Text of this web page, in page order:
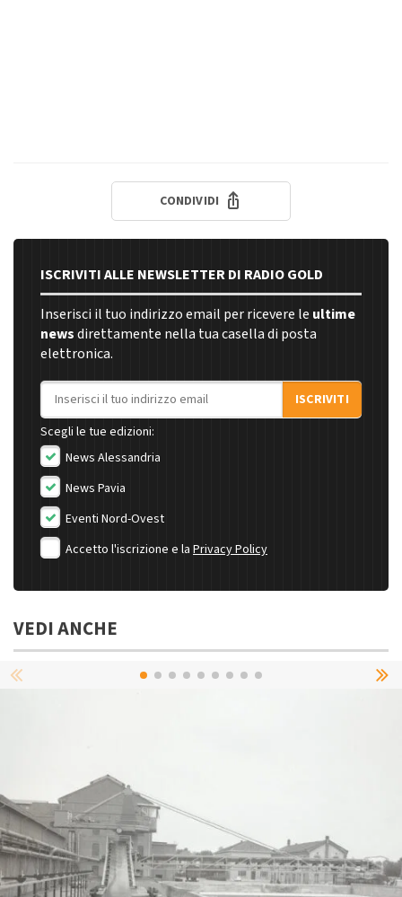
CONDIVIDI
ISCRIVITI ALLE NEWSLETTER DI RADIO GOLD
Inserisci il tuo indirizzo email per ricevere le ultime
newsdirettamente nella tua casella di posta
elettronica.
Indirizzo email
ISCRIVITI
Scegli le tue edizioni:
News Alessandria
News Pavia
Eventi Nord-Ovest
Accetto l'iscrizione e la Privacy Policy
VEDI ANCHE